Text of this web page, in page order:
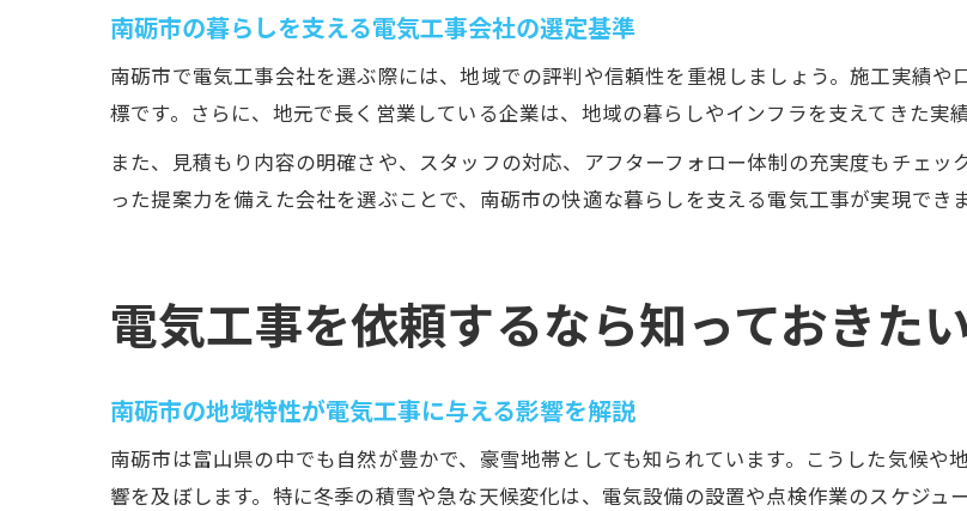
幅広い工事経験が信頼へつながる理由と
電気工事業者の施工事例を確認する重
企業の長期的サポート体制が選定基準
南砺市の暮らしを支える電気工事会社の選定基準
南砺市で電気工事会社を選ぶ際には、地域での評判や信頼性を重視しましょう。施工実績
標です。さらに、地元で長く営業している企業は、地域の暮らしやインフラを支えてきた実
また、見積もり内容の明確さや、スタッフの対応、アフターフォロー体制の充実度もチェ
った提案力を備えた会社を選ぶことで、南砺市の快適な暮らしを支える電気工事が実現できま
電気工事を依頼するなら知っておきた
南砺市の地域特性が電気工事に与える影響を解説
南砺市は富山県の中でも自然が豊かで、豪雪地帯としても知られています。こうした気候
響を及ぼします。特に冬季の積雪や急な天候変化は、電気設備の設置や点検作業のスケジュ